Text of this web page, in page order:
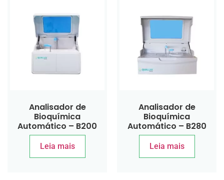
Analisador de
Bioquímica
Automático – B200
Leia mais
Analisador de
Bioquímica
Automático – B280
Leia mais